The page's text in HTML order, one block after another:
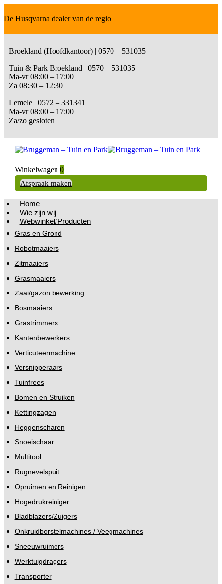
De Husqvarna dealer van de regio
Broekland (Hoofdkantoor) | 0570 – 531035
Tuin & Park Broekland | 0570 – 531035
Ma-vr 08:00 – 17:00
Za 08:30 – 12:30
Lemele | 0572 – 331341
Ma-vr 08:00 – 17:00
Za/zo gesloten
Winkelwagen 0
Afspraak maken
Home
Wie zijn wij
Webwinkel/Producten
Gras en Grond
Robotmaaiers
Zitmaaiers
Grasmaaiers
Zaai/gazon bewerking
Bosmaaiers
Grastrimmers
Kantenbewerkers
Verticuteermachine
Versnipperaars
Tuinfrees
Bomen en Struiken
Kettingzagen
Heggenscharen
Snoeischaar
Multitool
Rugnevelspuit
Opruimen en Reinigen
Hogedrukreiniger
Bladblazers/Zuigers
Onkruidborstelmachines / Veegmachines
Sneeuwruimers
Werktuigdragers
Transporter